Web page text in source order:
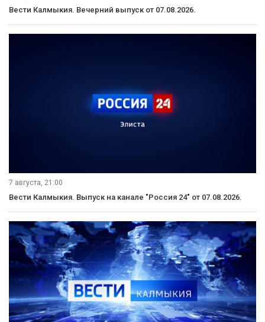
Вести Калмыкия. Вечерний выпуск от 07.08.2026.
7 августа, 21:00
Вести Калмыкия. Выпуск на канале "Россия 24" от 07.08.2026.